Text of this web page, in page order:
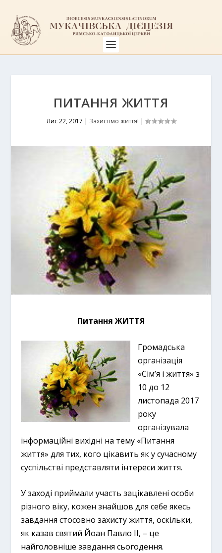
ПИТАННЯ ЖИТТЯ
Лис 22, 2017 | Захистімо життя! |
Питання ЖИТТЯ
Громадська
організація
«Сім’я і життя» з
10 до 12
листопада 2017
року
організувала
інформаційні вихідні на тему «Питання
життя» для тих, кого цікавить як у сучасному
суспільстві представляти інтереси життя.
У заході приймали участь зацікавлені особи
різного віку, кожен знайшов для себе якесь
завдання стосовно захисту життя, оскільки,
як казав святий Йоан Павло ІІ, – це
найголовніше завдання сьогодення.